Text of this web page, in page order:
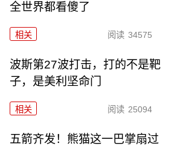
全世界都看傻了
相关 阅读 34575
波斯第27波打击，打的不是靶
子，是美利坚命门
相关 阅读 25094
五箭齐发！熊猫这一巴掌扇过